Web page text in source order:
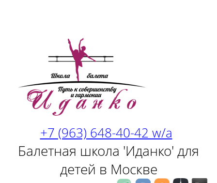
+7 (963) 648-40-42 w/a
Балетная школа 'Иданко' для
детей в Москве